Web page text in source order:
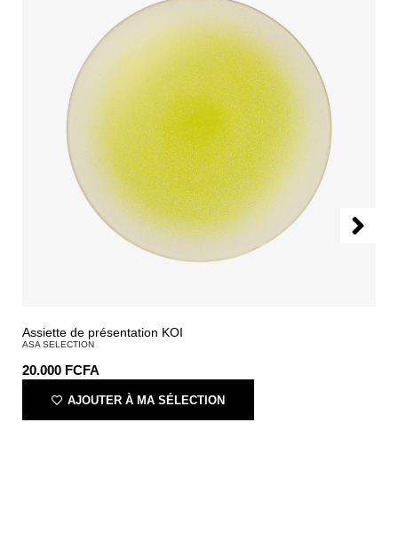
Assiette de présentation KOI
ASA SELECTION
20.000 FCFA
AJOUTER À MA SÉLECTION